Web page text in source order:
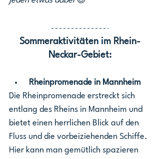
Sommeraktivitäten im Rhein-
Neckar-Gebiet:
Rheinpromenade in Mannheim
Die Rheinpromenade erstreckt sich
entlang des Rheins in Mannheim und
bietet einen herrlichen Blick auf den
Fluss und die vorbeiziehenden Schiffe.
Hier kann man gemütlich spazieren